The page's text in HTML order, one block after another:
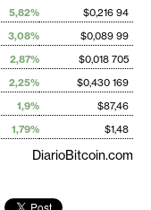
5,82%
$0,216 94
3,08%
$0,089 99
2,87%
$0,018 705
2,25%
$0,430 169
1,9%
$87,46
1,79% $1,48
DiarioBitcoin.com